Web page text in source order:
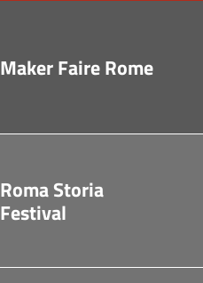
Maker Faire Rome
Roma Storia
Festival